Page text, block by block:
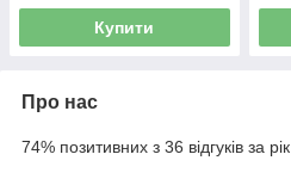
Купити
Про нас
74% позитивних з 36 відгуків за рік